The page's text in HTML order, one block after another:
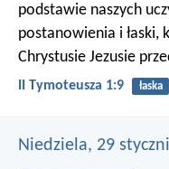
podstawie naszych
postanowienia i łaski,
Chrystusie Jezusie
II Tymoteusza 1:9 łaska
Niedziela, 29